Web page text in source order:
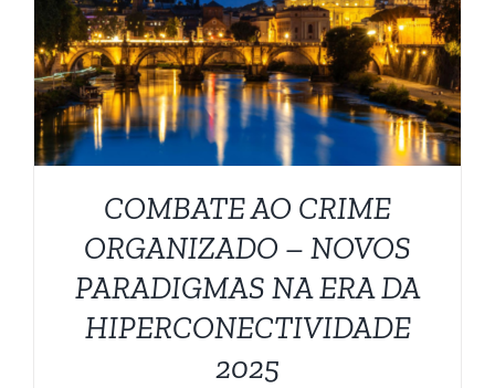
DETALHES
COMBATE AO CRIME
ORGANIZADO – NOVOS
PARADIGMAS NA ERA DA
HIPERCONECTIVIDADE
2025